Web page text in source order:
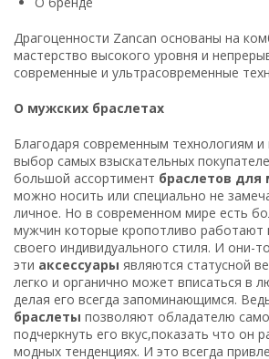
Драгоценности Zancan основаны на
мастерство высокого уровня и
современные и ультрасовременные
О мужских браслетах
Благодаря современным технологиям
выбор самых взыскательных
большой ассортимент браслетов для
можно носить или специально не
личное. Но в современном мире есть
мужчин которые кропотливо работают
своего индивидуального стиля. И они-
эти аксессуары являются статусной
легко и органично может вписаться в
делая его всегда запоминающимся.
браслеты позволяют обладателю
подчеркнуть его вкус,показать что он
модных тенденциях. И это всегда